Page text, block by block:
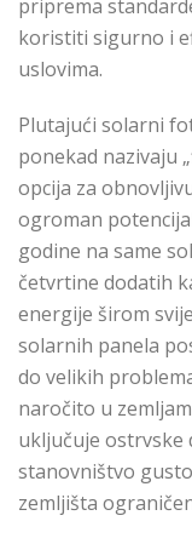
priprema
koristiti sigurno i
uslovima.
Plutajući solarni
ponekad nazivaju
opcija za
ogroman
godine na same
četvrtine dodatih
energije širom
solarnih panela
do velikih
naročito u
uključuje ostrvske
stanovništvo
zemljišta